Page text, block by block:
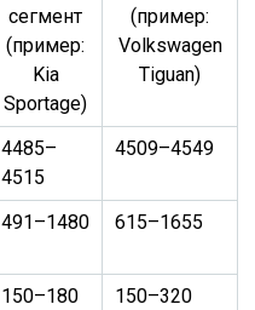
сегмент
(пример:
Kia
Sportage)
(пример:
Volkswagen
Tiguan)
4485–
4515
4509–4549
491–1480 615–1655
150–180 150–320